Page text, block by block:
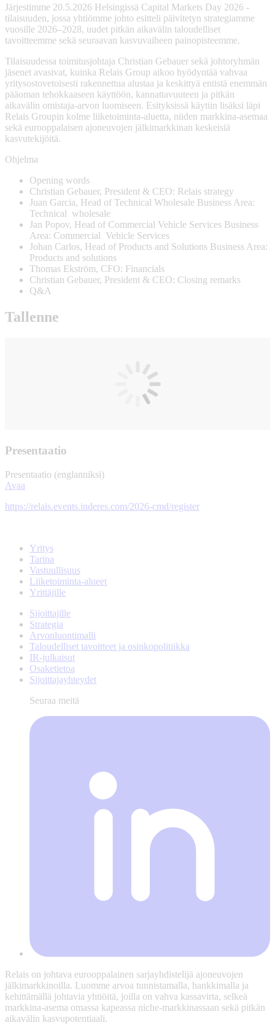
Järjestimme 20.5.2026 Helsingissä Capital Markets Day 2026 -
tilaisuuden, jossa yhtiömme johto esitteli päivitetyn strategiamme
vuosille 2026–2028, uudet pitkän aikavälin taloudelliset
tavoitteemme sekä seuraavan kasvuvaiheen painopisteemme.
Tilaisuudessa toimitusjohtaja Christian Gebauer sekä johtoryhmän
jäsenet avasivat, kuinka Relais Group aikoo hyödyntää vahvaa
yritysostovetoisesti rakennettua alustaa ja keskittyä entistä enemmän
pääoman tehokkaaseen käyttöön, kannattavuuteen ja pitkän
aikavälin omistaja-arvon luomiseen. Esityksissä käytiin lisäksi läpi
Relais Groupin kolme liiketoiminta-aluetta, niiden markkina-asemaa
sekä eurooppalaisen ajoneuvojen jälkimarkkinan keskeisiä
kasvutekijöitä.
Ohjelma
Opening words
Christian Gebauer, President & CEO: Relais strategy
Juan Garcia, Head of Technical Wholesale Business Area:
Technical wholesale
Jan Popov, Head of Commercial Vehicle Services Business
Area: Commercial Vehicle Services
Johan Carlos, Head of Products and Solutions Business Area:
Products and solutions
Thomas Ekström, CFO: Financials
Christian Gebauer, President & CEO: Closing remarks
Q&A
Tallenne
Presentaatio
Presentaatio (englanniksi)
Avaa
https://relais.events.inderes.com/2026-cmd/register
Yritys
Tarina
Vastuullisuus
Liiketoiminta-alueet
Yrittäjille
Sijoittajille
Strategia
Arvonluontimalli
Taloudelliset tavoitteet ja osinkopolitiikka
IR-julkaisut
Osaketietoa
Sijoittajayhteydet
Seuraa meitä
Relais on johtava eurooppalainen sarjayhdistelijä ajoneuvojen
jälkimarkkinoilla. Luomme arvoa tunnistamalla, hankkimalla ja
kehittämällä johtavia yhtiöitä, joilla on vahva kassavirta, selkeä
markkina-asema omassa kapeassa niche-markkinassaan sekä pitkän
aikavälin kasvupotentiaali.